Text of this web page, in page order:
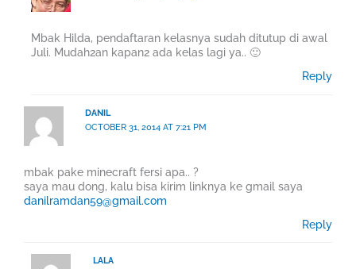
Mbak Hilda, pendaftaran kelasnya sudah ditutup di awal
Juli. Mudah2an kapan2 ada kelas lagi ya.. 🙂
Reply
DANIL
OCTOBER 31, 2014 AT 7:21 PM
mbak pake minecraft fersi apa.. ?
saya mau dong, kalu bisa kirim linknya ke gmail saya
danilramdan59@gmail.com
Reply
LALA